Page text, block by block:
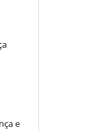
e